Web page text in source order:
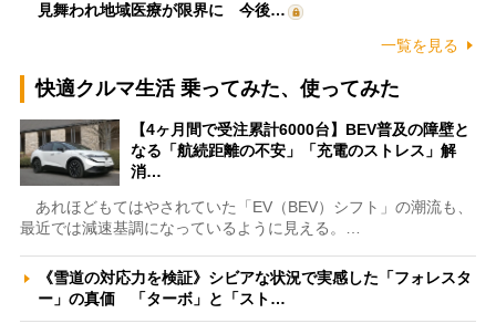
見舞われ地域医療が限界に 今後…
一覧を見る
快適クルマ生活 乗ってみた、使ってみた
【4ヶ月間で受注累計6000台】BEV普及の障壁と
なる「航続距離の不安」「充電のストレス」解
消…
あれほどもてはやされていた「EV（BEV）シフト」の潮流も、
最近では減速基調になっているように見える。…
《雪道の対応力を検証》シビアな状況で実感した「フォレスタ
ー」の真価 「ターボ」と「スト…